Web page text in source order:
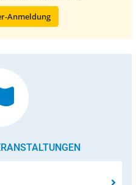
Anmeldung